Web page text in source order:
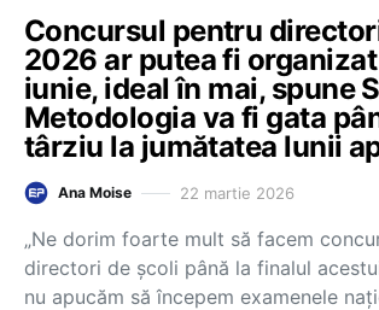
Concursul pentru
2026 ar putea fi
iunie, ideal în mai, spune
Metodologia va fi gata
târziu la jumătatea lunii
Ana Moise 22 martie 2026
„Ne dorim foarte mult să facem
directori de școli până la finalul
nu apucăm să începem examenele